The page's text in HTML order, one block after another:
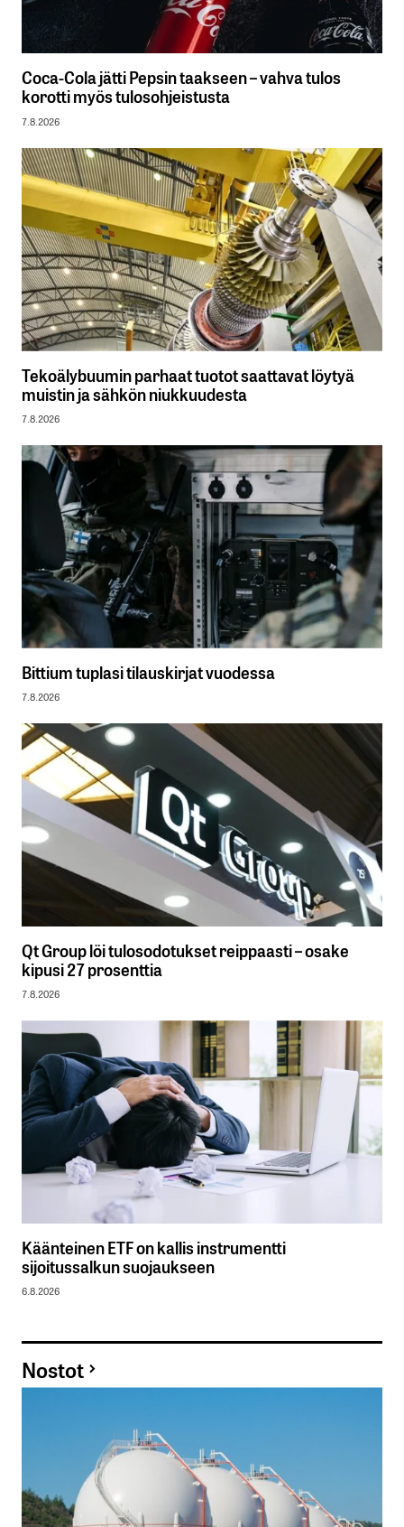
Coca-Cola jätti Pepsin taakseen – vahva tulos
korotti myös tulosohjeistusta
7.8.2026
Tekoälybuumin parhaat tuotot saattavat löytyä
muistin ja sähkön niukkuudesta
7.8.2026
Bittium tuplasi tilauskirjat vuodessa
7.8.2026
Qt Group löi tulosodotukset reippaasti – osake
kipusi 27 prosenttia
7.8.2026
Käänteinen ETF on kallis instrumentti
sijoitussalkun suojaukseen
6.8.2026
Nostot